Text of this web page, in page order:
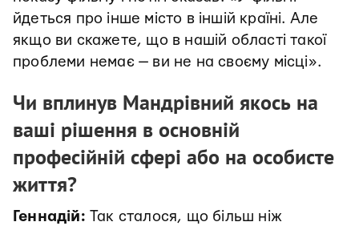
йдеться про інше місто в іншій країні. Але
якщо ви скажете, що в нашій області такої
проблеми немає — ви не на своєму місці».
Чи вплинув Мандрівний якось на
ваші рішення в основній
професійній сфері або на особисте
життя?
Геннадій:
Так сталося, що більш ніж